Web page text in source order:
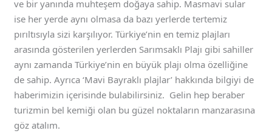
ve bir yanında muhteşem doğaya sahip. Masmavi sular
ise her yerde aynı olmasa da bazı yerlerde tertemiz
pırıltısıyla sizi karşılıyor. Türkiye’nin en temiz plajları
arasında gösterilen yerlerden Sarımsaklı Plajı gibi sahiller
aynı zamanda Türkiye’nin en büyük plajı olma özelliğine
de sahip. Ayrıca ‘Mavi Bayraklı plajlar’ hakkında bilgiyi de
haberimizin içerisinde bulabilirsiniz. Gelin hep beraber
turizmin bel kemiği olan bu güzel noktaların manzarasına
göz atalım.